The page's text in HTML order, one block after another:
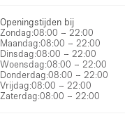
Openingstijden bij
Zondag:08:00 – 22:00
Maandag:08:00 – 22:00
Dinsdag:08:00 – 22:00
Woensdag:08:00 – 22:00
Donderdag:08:00 – 22:00
Vrijdag:08:00 – 22:00
Zaterdag:08:00 – 22:00